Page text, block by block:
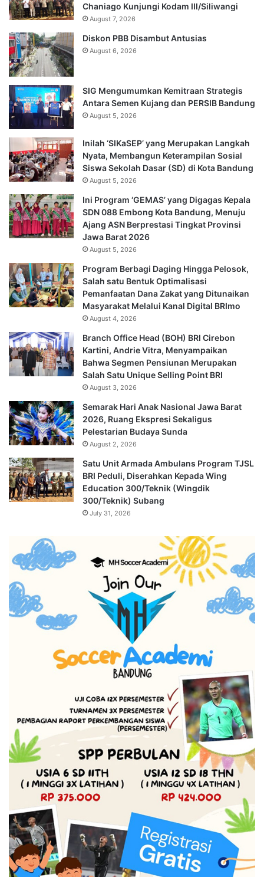
Chaniago Kunjungi Kodam III/Siliwangi
August 7, 2026
Diskon PBB Disambut Antusias
August 6, 2026
SIG Mengumumkan Kemitraan Strategis
Antara Semen Kujang dan PERSIB Bandung
August 5, 2026
Inilah ‘SIKaSEP’ yang Merupakan Langkah
Nyata, Membangun Keterampilan Sosial
Siswa Sekolah Dasar (SD) di Kota Bandung
August 5, 2026
Ini Program ‘GEMAS’ yang Digagas Kepala
SDN 088 Embong Kota Bandung, Menuju
Ajang ASN Berprestasi Tingkat Provinsi
Jawa Barat 2026
August 5, 2026
Program Berbagi Daging Hingga Pelosok,
Salah satu Bentuk Optimalisasi
Pemanfaatan Dana Zakat yang Ditunaikan
Masyarakat Melalui Kanal Digital BRImo
August 4, 2026
Branch Office Head (BOH) BRI Cirebon
Kartini, Andrie Vitra, Menyampaikan
Bahwa Segmen Pensiunan Merupakan
Salah Satu Unique Selling Point BRI
August 3, 2026
Semarak Hari Anak Nasional Jawa Barat
2026, Ruang Ekspresi Sekaligus
Pelestarian Budaya Sunda
August 2, 2026
Satu Unit Armada Ambulans Program TJSL
BRI Peduli, Diserahkan Kepada Wing
Education 300/Teknik (Wingdik
300/Teknik) Subang
July 31, 2026